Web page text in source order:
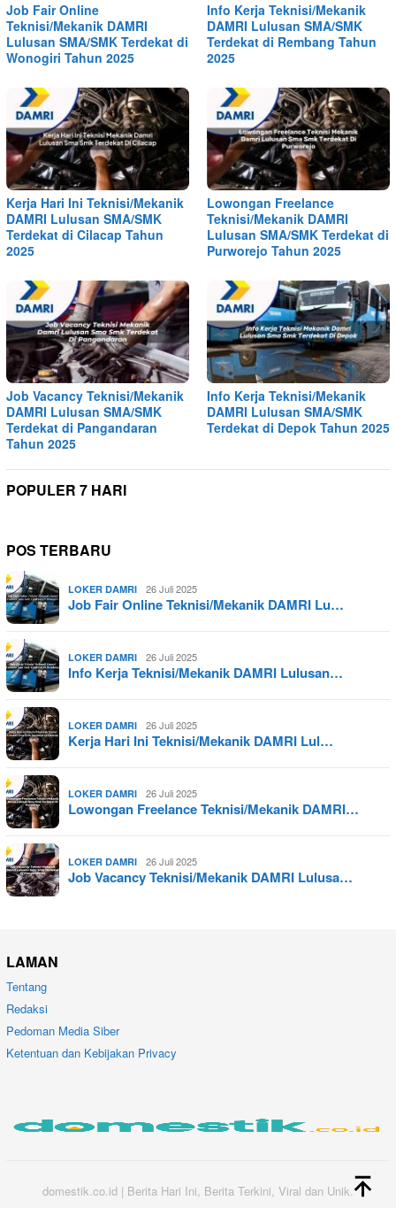
Job Fair Online
Teknisi/Mekanik DAMRI
Lulusan SMA/SMK Terdekat di
Wonogiri Tahun 2025
Info Kerja Teknisi/Mekanik
DAMRI Lulusan SMA/SMK
Terdekat di Rembang Tahun
2025
Kerja Hari Ini Teknisi/Mekanik
DAMRI Lulusan SMA/SMK
Terdekat di Cilacap Tahun
2025
Lowongan Freelance
Teknisi/Mekanik DAMRI
Lulusan SMA/SMK Terdekat di
Purworejo Tahun 2025
Job Vacancy Teknisi/Mekanik
DAMRI Lulusan SMA/SMK
Terdekat di Pangandaran
Tahun 2025
Info Kerja Teknisi/Mekanik
DAMRI Lulusan SMA/SMK
Terdekat di Depok Tahun 2025
POPULER 7 HARI
POS TERBARU
LOKER DAMRI 26 Juli 2025
Job Fair Online Teknisi/Mekanik DAMRI Lu…
LOKER DAMRI 26 Juli 2025
Info Kerja Teknisi/Mekanik DAMRI Lulusan…
LOKER DAMRI 26 Juli 2025
Kerja Hari Ini Teknisi/Mekanik DAMRI Lul…
LOKER DAMRI 26 Juli 2025
Lowongan Freelance Teknisi/Mekanik DAMRI…
LOKER DAMRI 26 Juli 2025
Job Vacancy Teknisi/Mekanik DAMRI Lulusa…
LAMAN
Tentang
Redaksi
Pedoman Media Siber
Ketentuan dan Kebijakan Privacy
domestik.co.id | Berita Hari Ini, Berita Terkini, Viral dan Unik.